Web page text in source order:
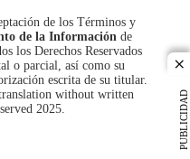
PUBLICIDAD
de los Términos y
de la Información de
los Derechos Reservados
o parcial, así como su
escrita de su titular.
without written
2025.